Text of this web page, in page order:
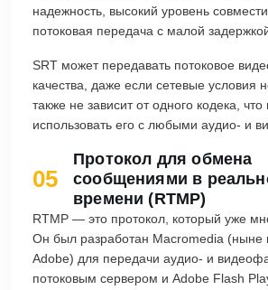
надежность, высокий уровень
потоковая передача с малой
SRT может передавать потоковое
качества, даже если сетевые условия
также не зависит от одного кодека, что
использовать его с любыми аудио- и
05
Протокол для обмена
сообщениями в
времени (RTMP)
RTMP — это протокол, который уже
Он был разработан Macromedia (ныне
Adobe) для передачи аудио- и
потоковым сервером и Adobe Flash